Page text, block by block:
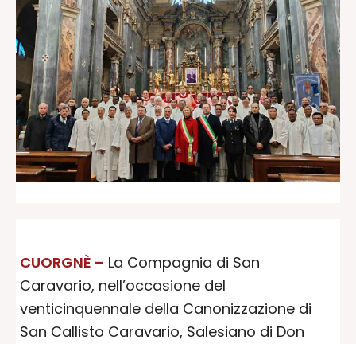
CUORGNÈ – La Compagnia di San
Caravario, nell’occasione del
venticinquennale della Canonizzazione di
San Callisto Caravario, Salesiano di Don